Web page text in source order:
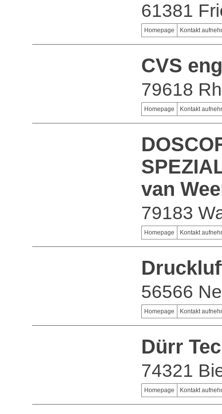
61381
Homepage Kontakt
CVS
79618
Homepage Kontakt
van
79183
Homepage Kontakt
56566
Homepage Kontakt
Dürr
74321
Homepage Kontakt